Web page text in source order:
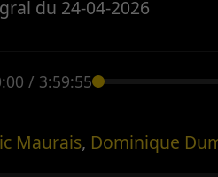
du 24-04-2026
/ 3:59:55
Maurais, Dominique